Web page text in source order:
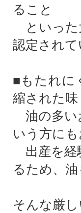
ること
といった
認定されて
■もたれに
縮された味
油の多い
いう方に
出産を経
るため、
そんな厳